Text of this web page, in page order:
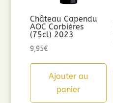
Château Capendu
AOC Corbières
(75cl) 2023
9,95€
Ajouter au
panier